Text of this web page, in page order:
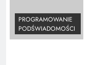
PROGRAMOWANIE
PODŚWIADOMOŚCI